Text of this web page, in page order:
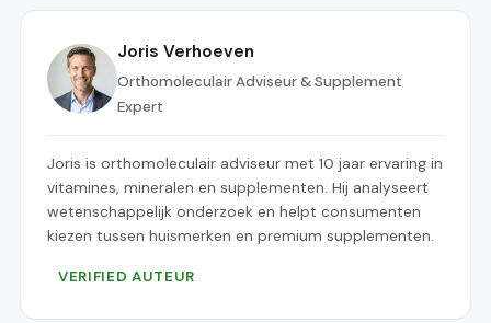
Joris Verhoeven
Orthomoleculair Adviseur & Supplement
Expert
Joris is orthomoleculair adviseur met 10 jaar ervaring in
vitamines, mineralen en supplementen. Hij analyseert
wetenschappelijk onderzoek en helpt consumenten
kiezen tussen huismerken en premium supplementen.
VERIFIED AUTEUR